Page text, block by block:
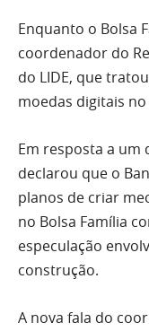
Enquanto o Bolsa
coordenador do
do LIDE, que
moedas digitais no
Em resposta a um
declarou que o
planos de criar
no Bolsa Família
especulação
construção.
A nova fala do